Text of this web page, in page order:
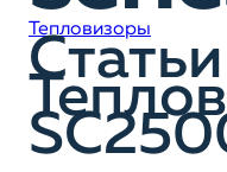
Тепловизоры